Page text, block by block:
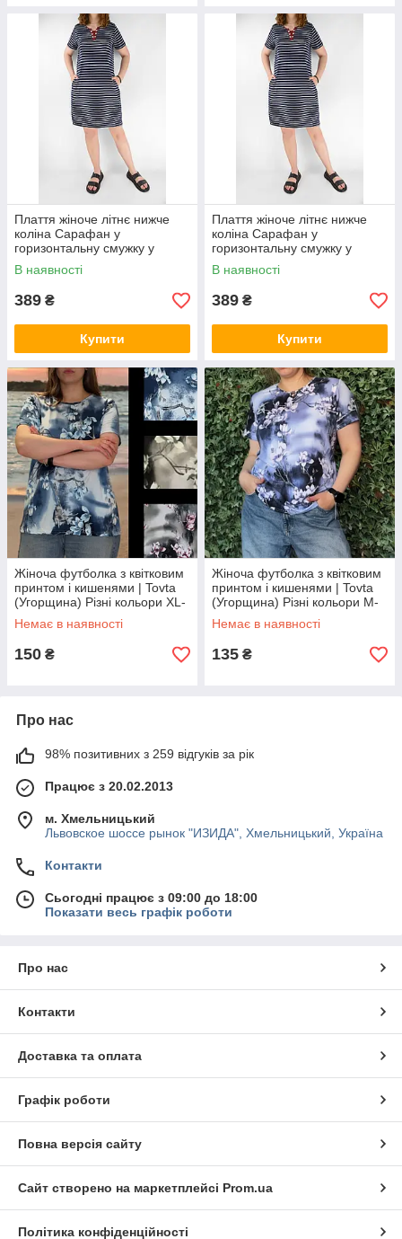
Плаття жіноче літнє нижче
коліна Сарафан у
горизонтальну смужку у
великих розмірах 3XL
В наявності
389 ₴
Купити
Плаття жіноче літнє нижче
коліна Сарафан у
горизонтальну смужку у
великих розмірах 4XL
В наявності
389 ₴
Купити
Жіноча футболка з квітковим
принтом і кишенями | Tovta
(Угорщина) Різні кольори XL-
6XL
Немає в наявності
150 ₴
Жіноча футболка з квітковим
принтом і кишенями | Tovta
(Угорщина) Різні кольори M-
4XL Мікс кольорів
Немає в наявності
135 ₴
Про нас
98% позитивних з 259 відгуків за рік
Працює з 20.02.2013
м. Хмельницький
Львовское шоссе рынок "ИЗИДА", Хмельницький, Україна
Контакти
Сьогодні працює з 09:00 до 18:00
Показати весь графік роботи
Про нас
Контакти
Доставка та оплата
Графік роботи
Повна версія сайту
Сайт створено на маркетплейсі Prom.ua
Політика конфіденційності